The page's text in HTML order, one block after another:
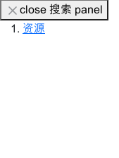
close 搜索 panel
资源